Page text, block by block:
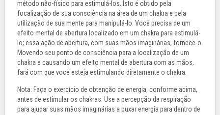
método não-físico para estimulá-los. Isto é obtido pela
focalização de sua consciência na área de um chakra e pela
utilização de sua mente para manipulá-lo. Você precisa de um
efeito mental de abertura localizado em um chakra para estimulá-
lo; essa ação de abertura, com suas mãos imaginárias, fornece-o.
Movendo seu ponto de consciência para a localização de um
chakra e causando um efeito mental de abertura com as mãos,
fará com que você esteja estimulando diretamente o chakra.
Nota: Faça o exercício de obtenção de energia, conforme acima,
antes de estimular os chakras. Use a percepção da respiração
para ajudar suas mãos imaginárias a puxar energia para dentro de